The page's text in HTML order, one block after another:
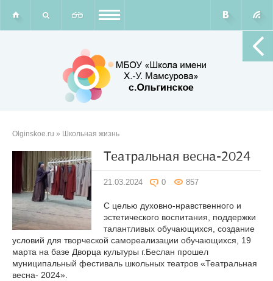
Olginskoe.ru » Школьная жизнь
Театральная весна-2024
21.03.2024 0 857
С целью духовно-нравственного и
эстетического воспитания, поддержки
талантливых обучающихся, создание
условий для творческой самореализации обучающихся, 19
марта на базе Дворца культуры г.Беслан прошел
муниципальный фестиваль школьных театров «Театральная
весна- 2024».